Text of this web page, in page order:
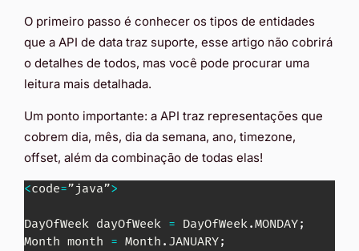
O primeiro passo é conhecer os tipos de entidades
que a API de data traz suporte, esse artigo não cobrirá
o detalhes de todos, mas você pode procurar uma
leitura mais detalhada.
Um ponto importante: a API traz representações que
cobrem dia, mês, dia da semana, ano, timezone,
offset, além da combinação de todas elas!
<code=”java”>
DayOfWeek dayOfWeek = DayOfWeek.MONDAY;
Month month = Month . JANUARY;